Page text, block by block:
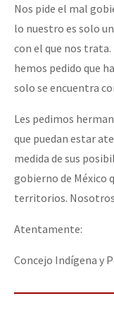
Nos pide el mal
lo nuestro es solo
con el que nos
hemos pedido que
solo se encuentra
Les pedimos
que puedan estar
medida de sus
gobierno de México
territorios. Nosotros
Atentamente:
Concejo Indígena y